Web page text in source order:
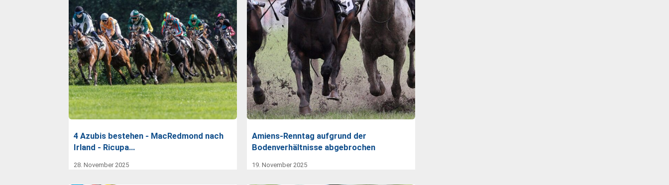
4 Azubis bestehen - MacRedmond nach
Irland - Ricupa…
28. November 2025
Amiens-Renntag aufgrund der
Bodenverhältnisse abgebrochen
19. November 2025